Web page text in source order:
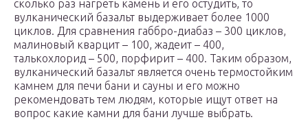
сколько раз нагреть камень и его остудить, то
вулканический базальт выдерживает более 1000
циклов. Для сравнения габбро-диабаз – 300 циклов,
малиновый кварцит – 100, жадеит – 400,
талькохлорид – 500, порфирит – 400. Таким образом,
вулканический базальт является очень термостойким
камнем для печи бани и сауны и его можно
рекомендовать тем людям, которые ищут ответ на
вопрос какие камни для бани лучше выбрать.